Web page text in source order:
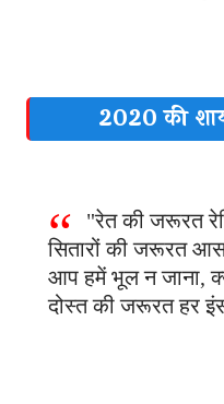
2020 की
"रेत की जरूरत
सितारों की जरूरत
आप हमें भूल न जाना,
दोस्त की जरूरत हर